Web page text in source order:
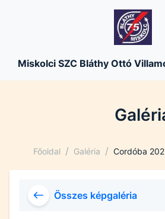
Miskolci SZC Bláthy Ottó
Főoldal / Galéria / Cordóba
Összes képgaléria